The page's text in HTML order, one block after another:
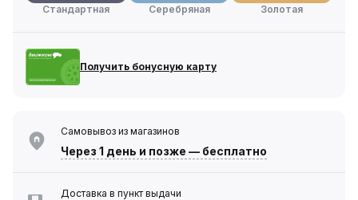
Стандартная
Серебряная
Золотая
Получить бонусную карту
Самовывоз из магазинов
Через 1 день и позже — бесплатно
Доставка в пункт выдачи